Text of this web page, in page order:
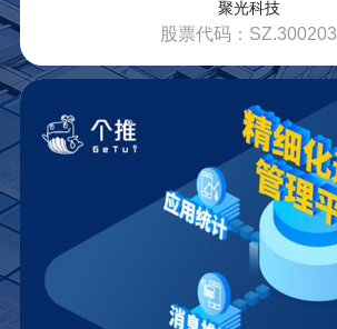
聚光科技
股票代码：SZ.300203